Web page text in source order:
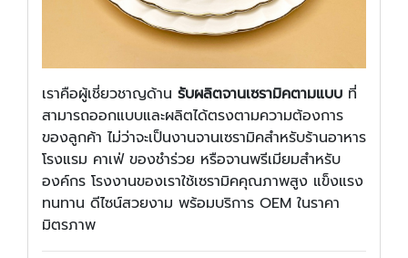
เราคือผู้เชี่ยวชาญด้าน รับผลิตจานเซรามิคตามแบบ ที่
สามารถออกแบบและผลิตได้ตรงตามความต้องการ
ของลูกค้า ไม่ว่าจะเป็นงานจานเซรามิคสำหรับร้านอาหาร
โรงแรม คาเฟ่ ของชำร่วย หรือจานพรีเมียมสำหรับ
องค์กร โรงงานของเราใช้เซรามิคคุณภาพสูง แข็งแรง
ทนทาน ดีไซน์สวยงาม พร้อมบริการ OEM ในราคา
มิตรภาพ